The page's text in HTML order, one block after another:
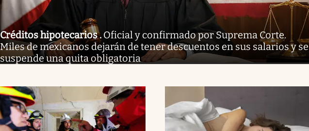
Créditos hipotecarios. Oficial y confirmado por Suprema Corte.
Miles de mexicanos dejarán de tener descuentos en sus salarios y se
suspende una quita obligatoria